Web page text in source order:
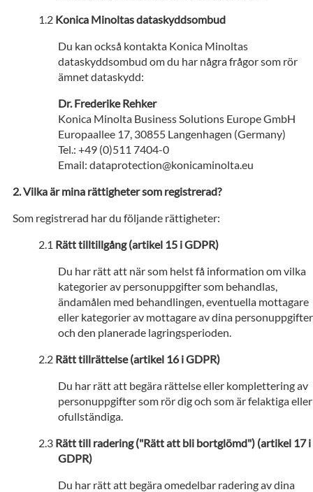
Konica Minoltas dataskyddsombud
Du kan också kontakta Konica Minoltas
dataskyddsombud om du har några frågor som rör
ämnet dataskydd:
Dr. Frederike Rehker
Konica Minolta Business Solutions Europe GmbH
Europaallee 17, 30855 Langenhagen (Germany)
Tel.: +49 (0)511 7404-0
Email: dataprotection@konicaminolta.eu
Vilka är mina rättigheter som registrerad?
Som registrerad har du följande rättigheter:
Rätt tilltillgång (artikel 15 i GDPR)
Du har rätt att när som helst få information om vilka
kategorier av personuppgifter som behandlas,
ändamålen med behandlingen, eventuella mottagare
eller kategorier av mottagare av dina personuppgifter
och den planerade lagringsperioden.
Rätt tillrättelse (artikel 16 i GDPR)
Du har rätt att begära rättelse eller komplettering av
personuppgifter som rör dig och som är felaktiga eller
ofullständiga.
Rätt till radering ("Rätt att bli bortglömd") (artikel 17 i
GDPR)
Du har rätt att begära omedelbar radering av dina